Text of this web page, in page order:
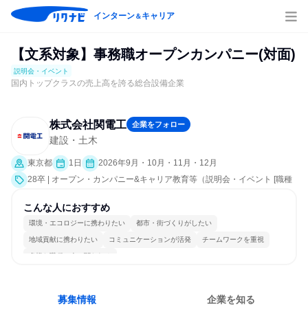
インターン＆キャリア
【文系対象】事務職オープンカンパニー(対面)
説明会・イベント
国内トップクラスの売上高を誇る総合設備企業
株式会社関電工 企業をフォロー
建設・土木
東京都 1日
2026年9月・10月・11月・12月
28卒 | オープン・カンパニー&キャリア教育等（説明会・イベント [職種
こんな人におすすめ
環境・エコロジーに携わりたい 都市・街づくりがしたい
地域貢献に携わりたい コミュニケーションが活発 チームワークを重視
多様な職種の人と関われる
募集情報 企業を知る